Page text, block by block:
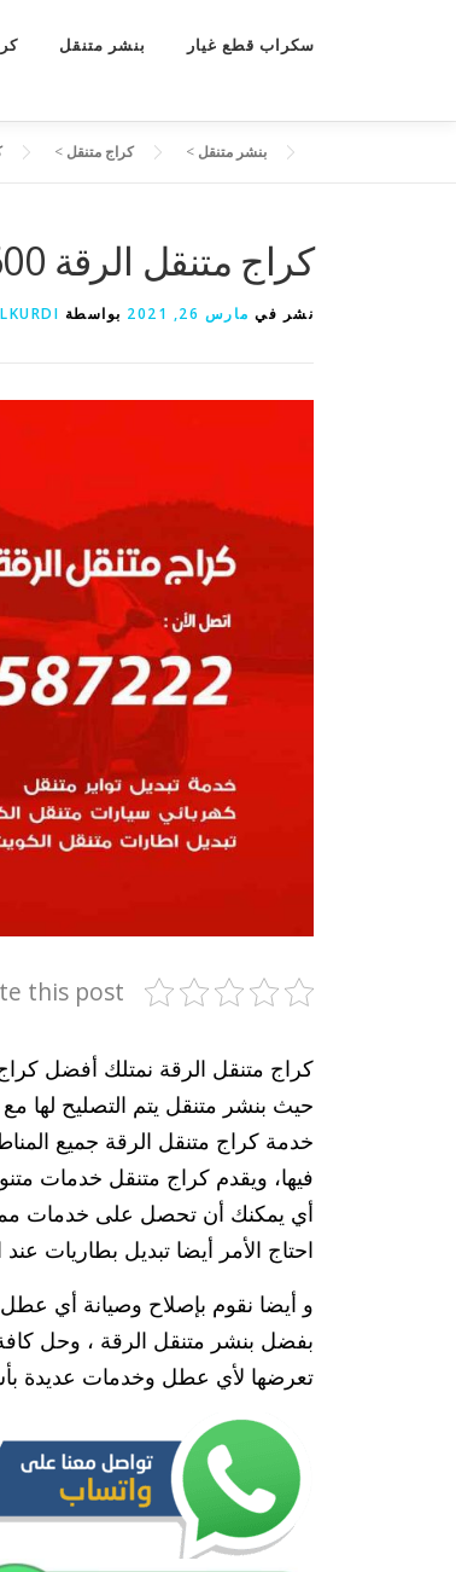
بنشر متنقل سكراب قطع غيار
بنشر متنقل > كراج متنقل >
كراج متنقل الرقة 55773600 كراج تصليح سيارات متنقل الرقة
نشر في مارس 26, 2021 بواسطة
this post
كراج متنقل الرقة نمتلك أفضل
حيث بنشر متنقل يتم التصليح لها
خدمة كراج متنقل الرقة جميع
فيها، ويقدم كراج متنقل خدمات
أي يمكنك أن تحصل على خدمات
احتاج الأمر أيضا تبديل بطاريات
و أيضا نقوم بإصلاح وصيانة أي
بفضل بنشر متنقل الرقة ، وحل
تعرضها لأي عطل وخدمات عديدة